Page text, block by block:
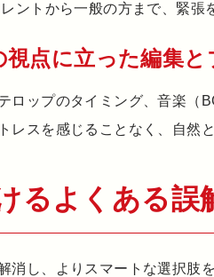
ントから一般の方まで、緊張
視点に立った編集
ロップのタイミング、音楽（
レスを感じることなく、自然
るよくある誤
消し、よりスマートな選択肢を